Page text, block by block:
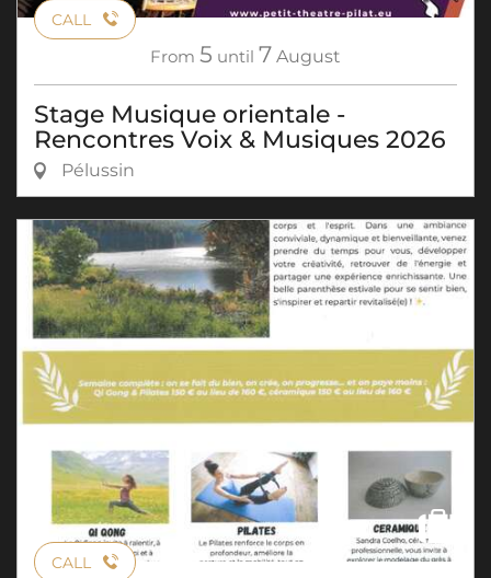
CALL
From 5 until 7 August
Stage Musique orientale -
Rencontres Voix & Musiques 2026
Pélussin
CALL